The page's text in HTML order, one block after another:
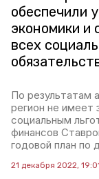
обеспечили
экономики и
всех
По результатам
регион не имеет
социальным
финансов
годовой план по
21 декабря 2022,